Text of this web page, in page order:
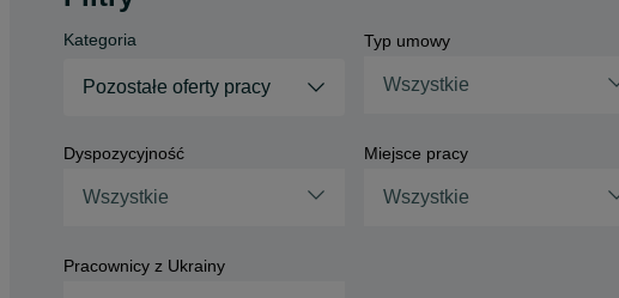
Kategoria
Pozostałe oferty pracy
Typ umowy
Wszystkie
Dyspozycyjność
Wszystkie
Miejsce pracy
Wszystkie
Pracownicy z Ukrainy